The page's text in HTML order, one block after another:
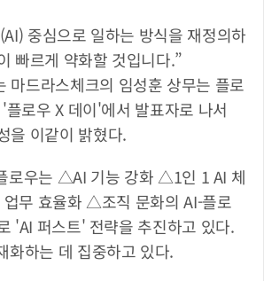
중심으로 일하는 방식을 재정의하
빠르게 약화할 것입니다.”
마드라스체크의 임성훈 상무는 플로
로우 X 데이'에서 발표자로 나서
을 이같이 밝혔다.
로우는 △AI 기능 강화 △1인 1 AI 체
무 효율화 △조직 문화의 AI-플로
'AI 퍼스트' 전략을 추진하고 있다.
화하는 데 집중하고 있다.